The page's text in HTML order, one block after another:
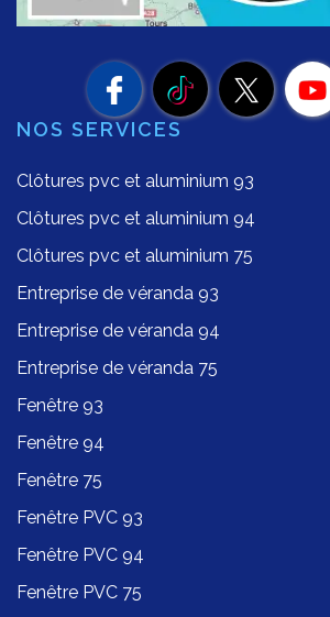
NOS SERVICES
Clôtures pvc et aluminium 93
Clôtures pvc et aluminium 94
Clôtures pvc et aluminium 75
Entreprise de véranda 93
Entreprise de véranda 94
Entreprise de véranda 75
Fenêtre 93
Fenêtre 94
Fenêtre 75
Fenêtre PVC 93
Fenêtre PVC 94
Fenêtre PVC 75